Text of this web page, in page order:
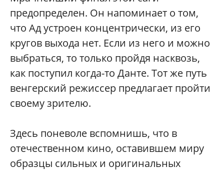
предопределен. Он напоминает о том,
что Ад устроен концентрически, из его
кругов выхода нет. Если из него и можно
выбраться, то только пройдя насквозь,
как поступил когда-то Данте. Тот же путь
венгерский режиссер предлагает пройти
своему зрителю.
Здесь поневоле вспомнишь, что в
отечественном кино, оставившем миру
образцы сильных и оригинальных